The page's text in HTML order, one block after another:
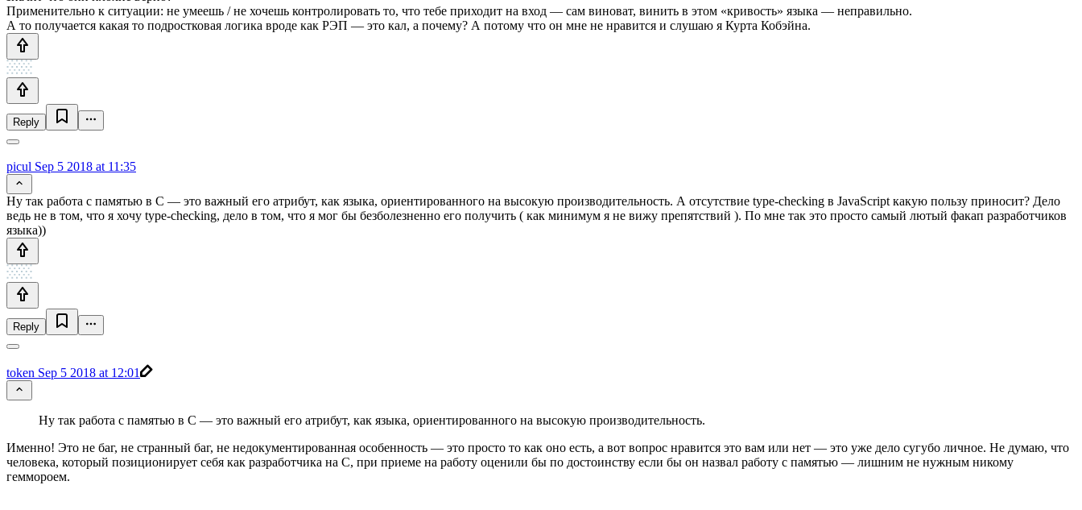
Применительно к ситуации: не умеешь / не хочешь контролировать то, что тебе приходит на вход — сам виноват, винить в этом «кривость» языка — неправильно.
А то получается какая то подростковая логика вроде как РЭП — это кал, а почему? А потому что он мне не нравится и слушаю я Курта Кобэйна.
Reply
picul Sep 5 2018 at 11:35
Ну так работа с памятью в С — это важный его атрибут, как языка, ориентированного на высокую производительность. А отсутствие type-checking в JavaScript какую пользу приносит? Дело
ведь не в том, что я хочу type-checking, дело в том, что я мог бы безболезненно его получить ( как минимум я не вижу препятствий ). По мне так это просто самый лютый факап разработчиков
языка))
Reply
token Sep 5 2018 at 12:01
Ну так работа с памятью в С — это важный его атрибут, как языка, ориентированного на высокую производительность.
Именно! Это не баг, не странный баг, не недокументированная особенность — это просто то как оно есть, а вот вопрос нравится это вам или нет — это уже дело сугубо личное. Не думаю, что
человека, который позиционирует себя как разработчика на C, при приеме на работу оценили бы по достоинству если бы он назвал работу с памятью — лишним не нужным никому
геммороем.